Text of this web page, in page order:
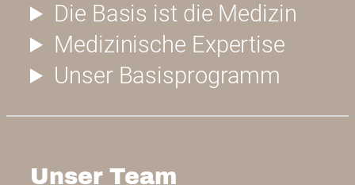
Die Basis ist die Medizin
Medizinische Expertise
Unser Basisprogramm
Unser Team